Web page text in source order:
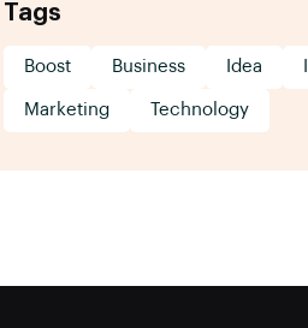
Tags
Boost Business Idea
Marketing Technology